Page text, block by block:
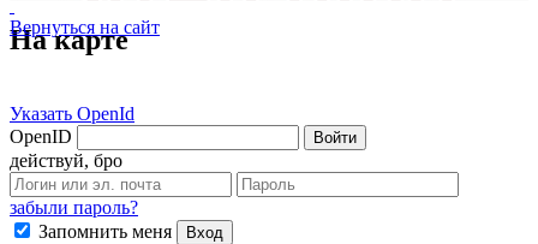
Вернуться на сайт
Указать OpenId
OpenID
Войти
действуй, бро
забыли пароль?
Запомнить меня
Вход
На карте